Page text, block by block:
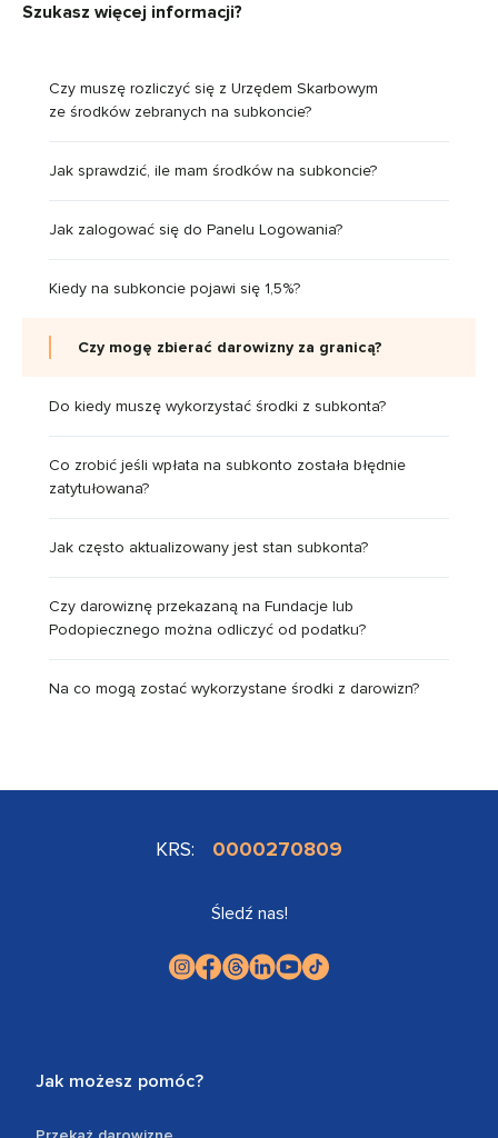
Szukasz więcej informacji?
Czy muszę rozliczyć się z Urzędem Skarbowym
ze środków zebranych na subkoncie?
Jak sprawdzić, ile mam środków na subkoncie?
Jak zalogować się do Panelu Logowania?
Kiedy na subkoncie pojawi się 1,5%?
Czy mogę zbierać darowizny za granicą?
Do kiedy muszę wykorzystać środki z subkonta?
Co zrobić jeśli wpłata na subkonto została błędnie
zatytułowana?
Jak często aktualizowany jest stan subkonta?
Czy darowiznę przekazaną na Fundacje lub
Podopiecznego można odliczyć od podatku?
Na co mogą zostać wykorzystane środki z darowizn?
KRS: 0000270809
Śledź nas!
Jak możesz pomóc?